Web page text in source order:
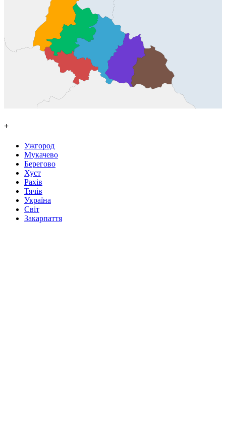
+
Ужгород
Мукачево
Берегово
Хуст
Рахів
Тячів
Україна
Світ
Закарпаття